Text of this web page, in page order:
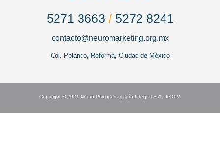
5271 3663 /5272 8241
contacto@neuromarketing.org.mx
Col. Polanco, Reforma, Ciudad de México
Copyright © 2021 Neuro Psicopedagogía Integral S.A. de C.V.